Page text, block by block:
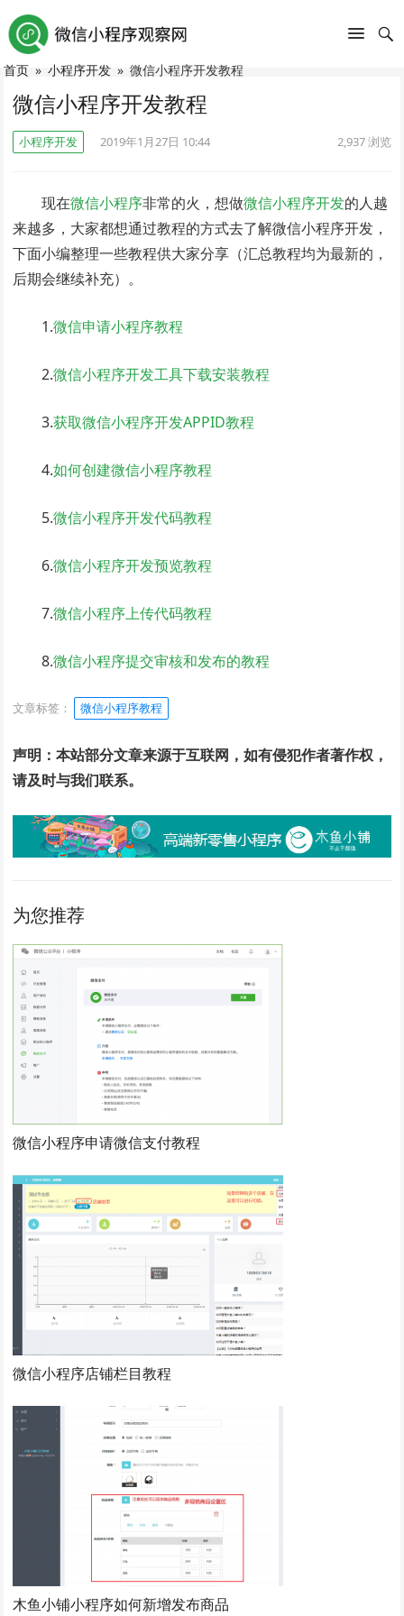
首页 » 小程序开发 » 微信小程序开发教程
微信小程序开发教程
小程序开发 2019年1月27日 10:44 2,937浏览
现在微信小程序非常的火，想做微信小程序开发的人越
来越多，大家都想通过教程的方式去了解微信小程序开发，
下面小编整理一些教程供大家分享（汇总教程均为最新的，
后期会继续补充）。
1.微信申请小程序教程
2.微信小程序开发工具下载安装教程
3.获取微信小程序开发APPID教程
4.如何创建微信小程序教程
5.微信小程序开发代码教程
6.微信小程序开发预览教程
7.微信小程序上传代码教程
8.微信小程序提交审核和发布的教程
文章标签： 微信小程序教程
声明：本站部分文章来源于互联网，如有侵犯作者著作权，
请及时与我们联系。
为您推荐
微信小程序申请微信支付教程
微信小程序店铺栏目教程
木鱼小铺小程序如何新增发布商品